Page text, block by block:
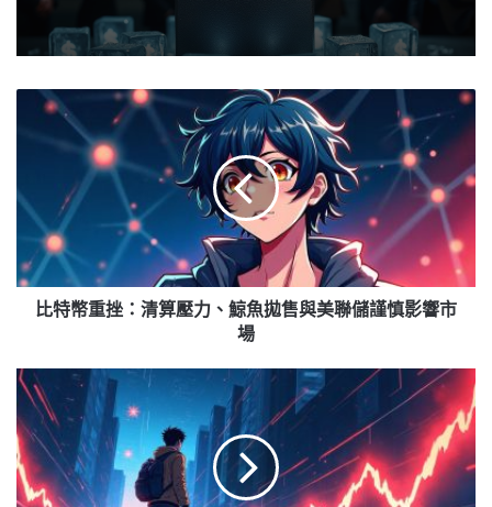
挫：
清
壓
力、
售
與
美
聯
儲
謹
比特幣重挫：清算壓力、鯨魚拋售與美聯儲謹慎影響市
場
美
國
經
濟
強
勁